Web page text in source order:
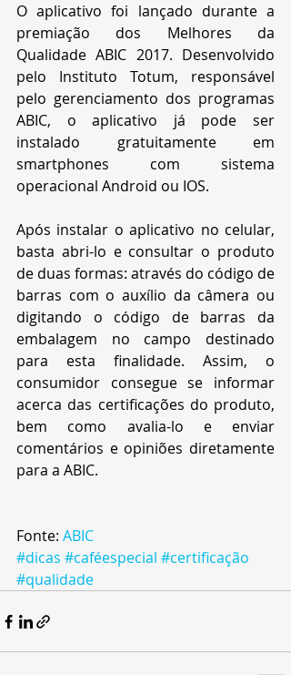
O aplicativo foi lançado durante a
premiação dos Melhores da
Qualidade ABIC 2017. Desenvolvido
pelo Instituto Totum, responsável
pelo gerenciamento dos programas
ABIC, o aplicativo já pode ser
instalado gratuitamente em
smartphones com sistema
operacional Android ou IOS.
Após instalar o aplicativo no celular,
basta abri-lo e consultar o produto
de duas formas: através do código de
barras com o auxílio da câmera ou
digitando o código de barras da
embalagem no campo destinado
para esta finalidade. Assim, o
consumidor consegue se informar
acerca das certificações do produto,
bem como avalia-lo e enviar
comentários e opiniões diretamente
para a ABIC.
Fonte: ABIC
#dicas #caféespecial #certificação
#qualidade